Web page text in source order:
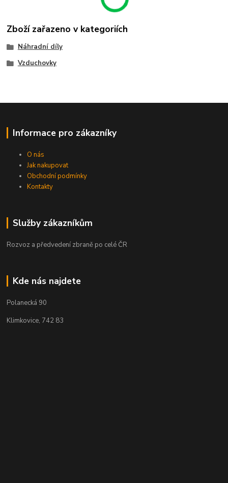
Zboží zařazeno v kategoriích
Náhradní díly
Vzduchovky
Informace pro zákazníky
O nás
Jak nakupovat
Obchodní podmínky
Kontakty
Služby zákazníkům
Rozvoz a předvedení zbraně po celé ČR
Kde nás najdete
Polanecká 90
Klimkovice, 742 83